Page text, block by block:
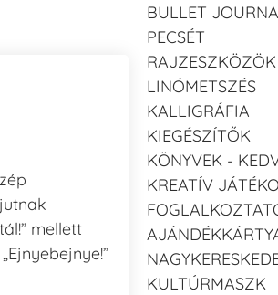
mellett
BULLET
PECSÉT
RAJZESZKÖZÖK
LINÓMETSZÉS
KALLIGRÁFIA
KIEGÉSZÍTŐK
KÖNYVEK -
KREATÍV
KULTÚRMASZK